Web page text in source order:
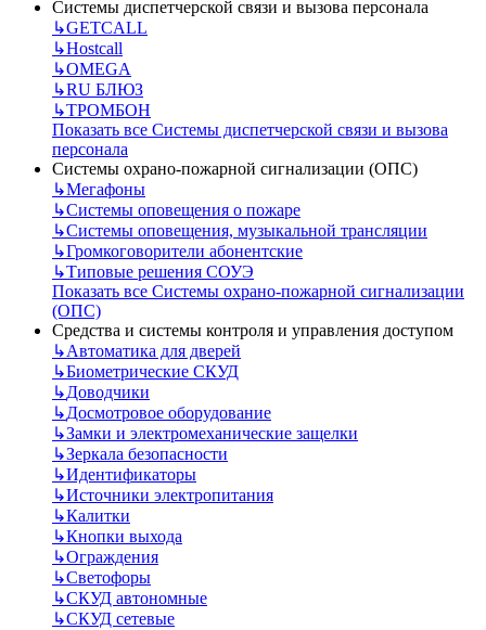
Системы диспетчерской связи и вызова персонала
↳GETCALL
↳Hostcall
↳OMEGA
↳RU БЛЮЗ
↳ТРОМБОН
Показать все Системы диспетчерской связи и вызова
персонала
Системы охрано-пожарной сигнализации (ОПС)
↳Мегафоны
↳Системы оповещения о пожаре
↳Системы оповещения, музыкальной трансляции
↳Громкоговорители абонентские
↳Типовые решения СОУЭ
Показать все Системы охрано-пожарной сигнализации
(ОПС)
Средства и системы контроля и управления доступом
↳Автоматика для дверей
↳Биометрические СКУД
↳Доводчики
↳Досмотровое оборудование
↳Замки и электромеханические защелки
↳Зеркала безопасности
↳Идентификаторы
↳Источники электропитания
↳Калитки
↳Кнопки выхода
↳Ограждения
↳Светофоры
↳СКУД автономные
↳СКУД сетевые